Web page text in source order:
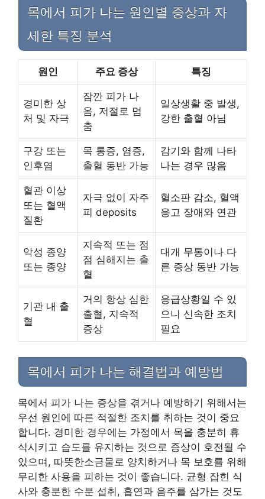
목에서 피가 나는 원인별 증상과 자
세한 특징 분석
원인 주요 증상 특징
경미한 상
처 및 자극
잠깐 피가 나
옴, 저절로 멈
춤
일상생활 중 발생,
강한 출혈 아님
구강 또는
인후염
목 통증, 염증,
출혈 동반 가능
감기와 함께 나타
나는 경우 많음
혈관 이상
또는 혈액
질환
자극 없이 자주
피 deposits
혈소판 감소, 혈액
응고 장애와 연관
악성 종양
또는 종양
지속적 또는 점
점 심해지는 출
혈
대개 무통이나 다
른 증상 동반 가능
기관 내 출
혈
거의 항상 심한
출혈, 지속적
증상
응급상황일 수 있
으니 신속한 조치
필요
목에서 피가 나는 해결법과 예방법
목에서 피가 나는 증상을 겪거나 예방하기 위해서는
우선 원인에 따른 적절한 조치를 취하는 것이 중요
합니다. 경미한 경우에는 가정에서 목을 충분히 휴
식시키고 습도를 유지하는 것으로 증상이 호전될 수
있으며, 따뜻한소금물로 양치하거나 목 보호를 위해
무리한 사용을 피하는 것이 좋습니다. 균형 잡힌 식
사와 충분한 수분 섭취, 흡연과 음주를 삼가는 것도